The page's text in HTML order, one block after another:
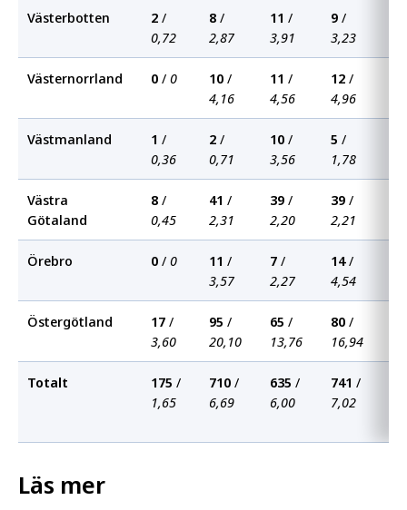
Västerbotten 2 /
0,72
8 /
2,87
11 /
3,91
9 /
3,23
Västernorrland 0 / 0 10 /
4,16
11 /
4,56
12 /
4,96
Västmanland 1 /
0,36
2 /
0,71
10 /
3,56
5 /
1,78
Västra
Götaland
8 /
0,45
41 /
2,31
39 /
2,20
39 /
2,21
Örebro 0 / 0 11 /
3,57
7 /
2,27
14/
4,54
Östergötland 17 /
3,60
95 /
20,10
65 /
13,76
80 /
16,94
Totalt 175 /
1,65
710 /
6,69
635 /
6,00
741 /
7,02
Läs mer